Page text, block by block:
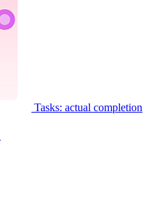
Tasks: actual completion